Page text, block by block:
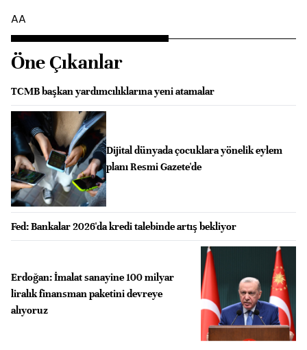
AA
Öne Çıkanlar
TCMB başkan yardımcılıklarına yeni atamalar
Dijital dünyada çocuklara yönelik eylem
planı Resmi Gazete'de
Fed: Bankalar 2026'da kredi talebinde artış bekliyor
Erdoğan: İmalat sanayine 100 milyar
liralık finansman paketini devreye
alıyoruz